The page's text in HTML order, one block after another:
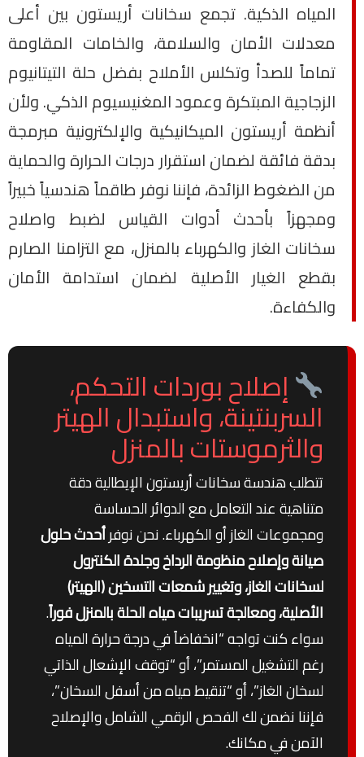
المياه الذكية. تجمع سخانات أريستون بين أعلى
معدلات الأمان والسلامة، والخامات المقاومة
تماماً للصدأ وتكلس الأملاح بفضل حلة التيتانيوم
الزجاجية المبتكرة وعمود المغنيسيوم الذكي. ولأن
أنظمة أريستون الميكانيكية والإلكترونية مبرمجة
بدقة فائقة لضمان استقرار درجات الحرارة والحماية
من الضغوط الزائدة، فإننا نوفر طاقماً هندسياً خبيراً
ومجهزاً بأحدث أدوات القياس لضبط واصلاح
سخانات الغاز والكهرباء بالمنزل، مع التزامنا الصارم
بقطع الغيار الأصلية لضمان استدامة الأمان
والكفاءة.
إصلاح بوردات التحكم،
السربنتينة، واستبدال الهيتر
والثرموستات بالمنزل
تتطلب هندسة سخانات أريستون الإيطالية دقة
متناهية عند التعامل مع الدوائر الحساسة
ومجموعات الغاز أو الكهرباء. نحن نوفرأحدث حلول
صيانة وإصلاح منظومة الرداخ وجلدة الكنترول
لسخانات الغاز، وتغيير شمعات التسخين (الهيتر)
الأصلية، ومعالجة تسريبات مياه الحلة بالمنزل فوراً.
سواء كنت تواجه “انخفاضاً في درجة حرارة المياه
رغم التشغيل المستمر”، أو “توقف الإشعال الذاتي
لسخان الغاز”، أو “تنقيط مياه من أسفل السخان”،
فإننا نضمن لك الفحص الرقمي الشامل والإصلاح
الآمن في مكانك.